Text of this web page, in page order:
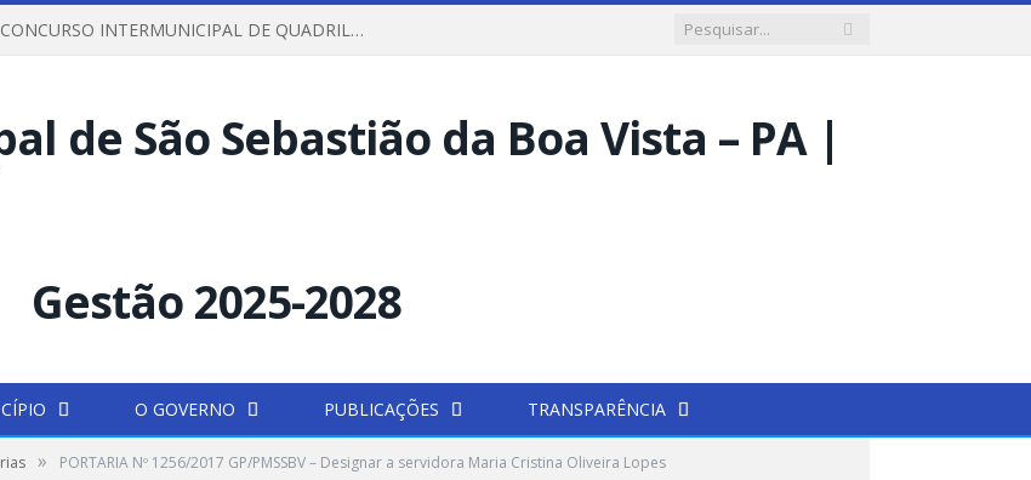
REGULAMENTO DO X CONCURSO INTERMUNICIPAL DE QUADRILHAS JUNINAS – 2026 – ARRAIÁ DA VENEZA
O GOVERNO PUBLICAÇÕES TRANSPARÊNCIA
» PORTARIA Nº 1256/2017 GP/PMSSBV – Designar a servidora Maria Cristina Oliveira Lopes